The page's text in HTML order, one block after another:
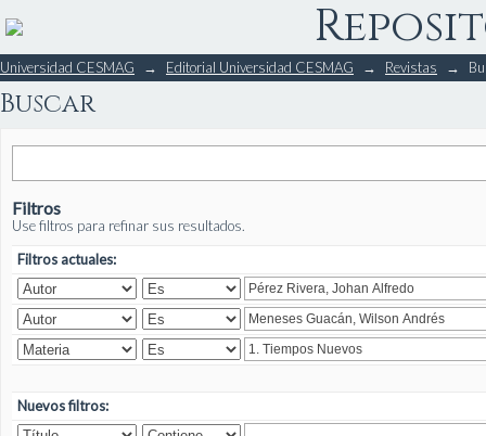
Buscar
Universidad CESMAG → Editorial Universidad CESMAG → Revistas →
Buscar
Filtros
Use filtros para refinar sus resultados.
Filtros actuales:
Nuevos filtros: